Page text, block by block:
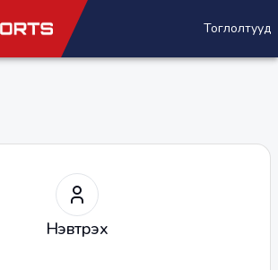
Тоглолтууд
Нэвтрэх